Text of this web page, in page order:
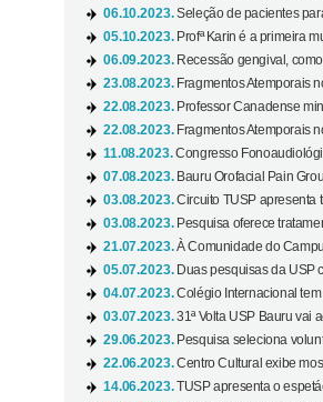
06.10.2023.Seleção de pacientes
05.10.2023. Profª Karin é a primeira
06.09.2023. Recessão gengival,
23.08.2023. Fragmentos Atemporais
22.08.2023. Professor Canadense
22.08.2023. Fragmentos Atemporais
11.08.2023.Congresso
07.08.2023. Bauru Orofacial Pain
03.08.2023.Circuito TUSP apresenta
03.08.2023. Pesquisa oferece
21.07.2023.À Comunidade do
05.07.2023. Duas pesquisas da USP
04.07.2023.Colégio Internacional
03.07.2023.31ª Volta USP Bauru vai
29.06.2023. Pesquisa seleciona
22.06.2023.Centro Cultural exibe
14.06.2023.TUSP apresenta o